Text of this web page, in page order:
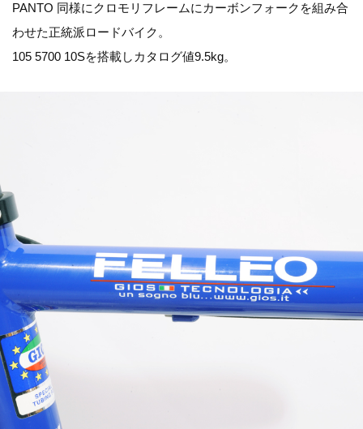
PANTO 同様にクロモリフレームにカーボンフォークを組み合
わせた正統派ロードバイク。
105 5700 10Sを搭載しカタログ値9.5kg。